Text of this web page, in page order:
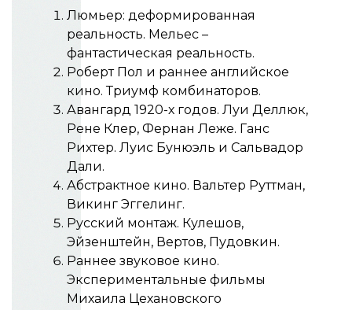
Люмьер: деформированная
реальность. Мельес –
фантастическая реальность.
Роберт Пол и раннее английское
кино. Триумф комбинаторов.
Авангард 1920-х годов. Луи Деллюк,
Рене Клер, Фернан Леже. Ганс
Рихтер. Луис Бунюэль и Сальвадор
Дали.
Абстрактное кино. Вальтер Руттман,
Викинг Эггелинг.
Русский монтаж. Кулешов,
Эйзенштейн, Вертов, Пудовкин.
Раннее звуковое кино.
Экспериментальные фильмы
Михаила Цехановского